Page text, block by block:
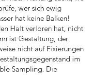
wer sich ewig
hat keine Balken!
Halt verloren hat, nicht
ist Gestaltung, der
nicht auf Fixierungen
im
Sampling. Die